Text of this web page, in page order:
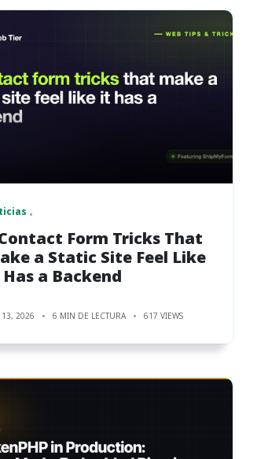
Form Tricks That
a Static Site Feel Like
a Backend
13, 2026 6 MIN DE LECTURA 617 VIEWS